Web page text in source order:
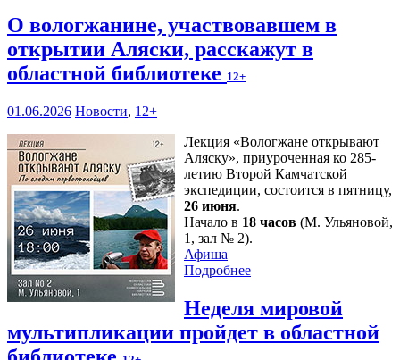
О вологжанине, участвовавшем в
открытии Аляски, расскажут в
областной библиотеке 12+
01.06.2026 Новости, 12+
Лекция «Вологжане открывают
Аляску», приуроченная ко 285-
летию Второй Камчатской
экспедиции, состоится в пятницу,
26 июня.
Начало в 18 часов (М. Ульяновой,
1, зал № 2).
Афиша
Подробнее
Неделя мировой
мультипликации пройдет в областной